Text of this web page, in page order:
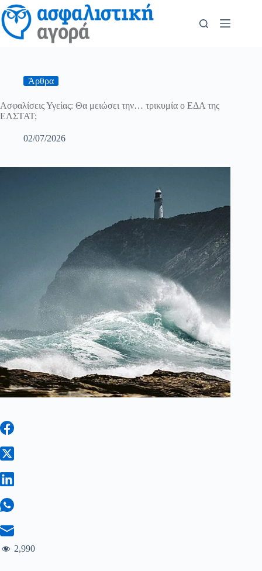
Άρθρα
Ασφαλίσεις Υγείας: Θα μειώσει την… τρικυμία ο ΕΔΑ της
ΕΛΣΤΑΤ;
02/07/2026
2,990